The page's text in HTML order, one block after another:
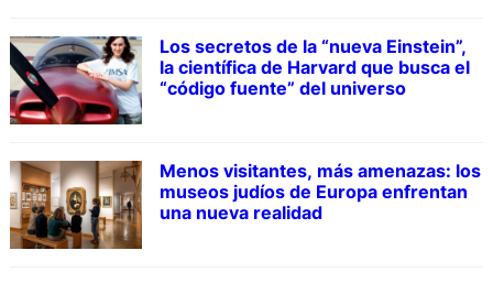
Los secretos de la “nueva Einstein”,
la científica de Harvard que busca el
“código fuente” del universo
Menos visitantes, más amenazas: los
museos judíos de Europa enfrentan
una nueva realidad